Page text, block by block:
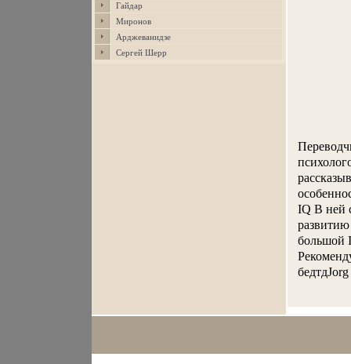
Гайдар
Миронов
Арджеванидзе
Сергей Шерр
IQ В ней
большой